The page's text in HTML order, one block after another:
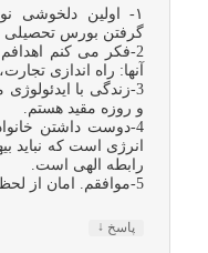
۱- اولین دلخوشی
گرفتن بورس تحصیلی
2-فکر می کنم
آنها: راه اندازی
3-زندگی با
و روزه مقید هستم.
4-دوست داشتن
انرژی است که
رابطه الهی است.
5-موافقم. امان از لحظه غفلت که شاهدم هستی
پاسخ ↓